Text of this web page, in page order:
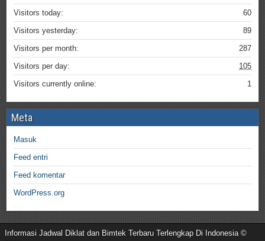
60
Visitors today:
89
Visitors yesterday:
287
Visitors per month:
105
Visitors per day:
1
Visitors currently online:
Meta
Masuk
Feed entri
Feed komentar
WordPress.org
Informasi Jadwal Diklat dan Bimtek Terbaru Terlengkap Di Indonesia ©